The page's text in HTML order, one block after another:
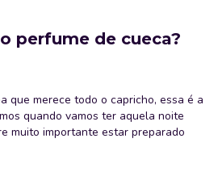
perfume de cueca?
que merece todo o capricho, essa é a
quando vamos ter aquela noite
muito importante estar preparado